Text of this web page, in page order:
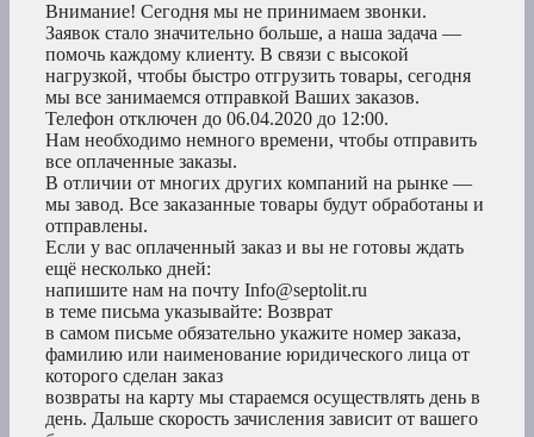
Внимание! Сегодня мы не принимаем звонки.
Заявок стало значительно больше, а наша задача —
помочь каждому клиенту. В связи с высокой
нагрузкой, чтобы быстро отгрузить товары, сегодня
мы все занимаемся отправкой Ваших заказов.
Телефон отключен до 06.04.2020 до 12:00.
Нам необходимо немного времени, чтобы отправить
все оплаченные заказы.
В отличии от многих других компаний на рынке —
мы завод. Все заказанные товары будут обработаны и
отправлены.
Если у вас оплаченный заказ и вы не готовы ждать
ещё несколько дней:
напишите нам на почту Info@septolit.ru
в теме письма указывайте: Возврат
в самом письме обязательно укажите номер заказа,
фамилию или наименование юридического лица от
которого сделан заказ
возвраты на карту мы стараемся осуществлять день в
день. Дальше скорость зачисления зависит от вашего